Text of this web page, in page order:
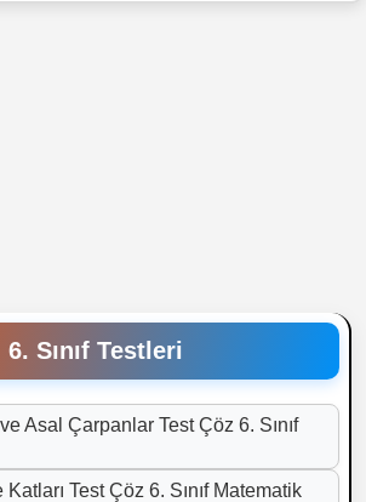
6. Sınıf Testleri
Asal Çarpanlar Test Çöz 6. Sınıf
Test Çöz 6. Sınıf Matematik